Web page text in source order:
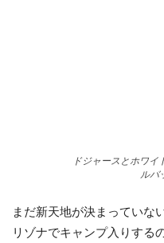
ドジャースとホワイ
ルバ
まだ新天地が決まっていな
リゾナでキャンプ入りする